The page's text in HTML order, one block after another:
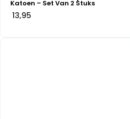
Katoen – Set Van 2 Stuks
13,95